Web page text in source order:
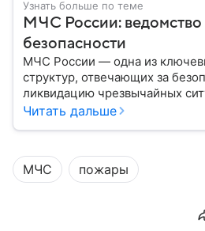
Узнать больше по теме
МЧС России: ведомство
безопасности
МЧС России — одна из
структур, отвечающих за
ликвидацию чрезвычайных
играет важную роль в защите
представляет собой МЧС, как
задачи выполняет и какую роль
современной России.
Читать дальше
МЧС пожары